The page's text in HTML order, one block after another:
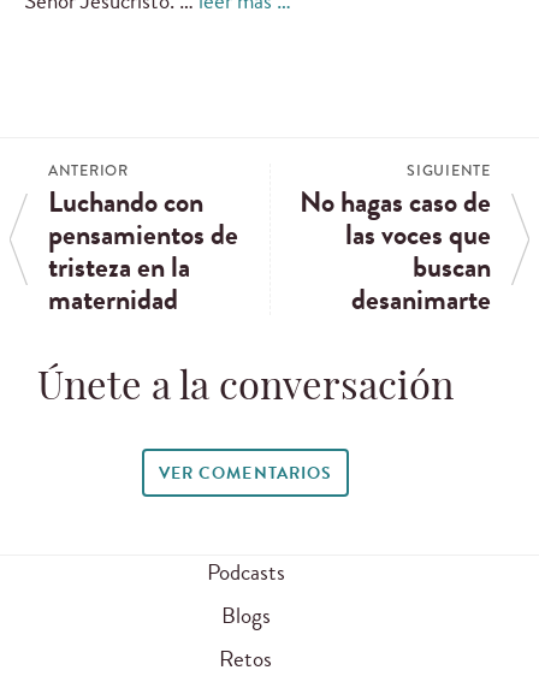
ANTERIOR
Luchando con
pensamientos de
tristeza en la
maternidad
SIGUIENTE
No hagas caso de
las voces que
buscan
desanimarte
Únete a la conversación
VER COMENTARIOS
Podcasts
Blogs
Retos